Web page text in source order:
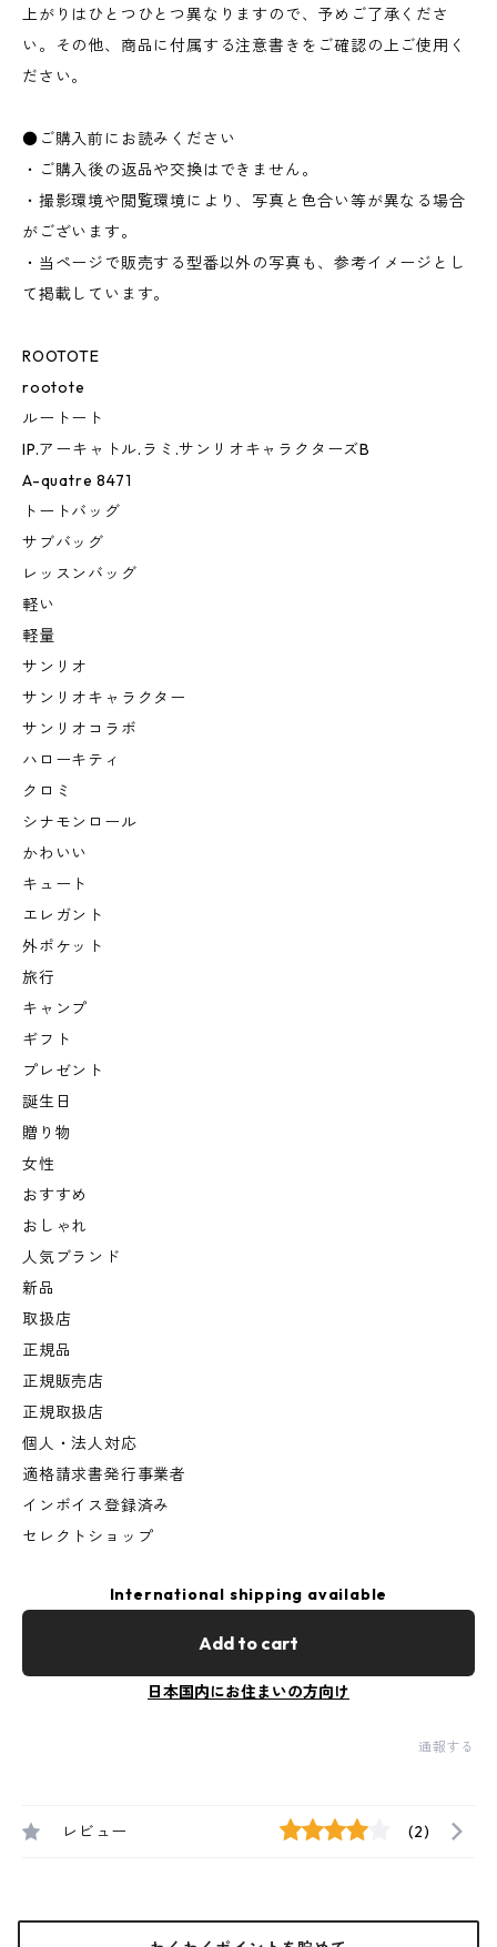
上がりはひとつひとつ異なりますので、予めご了承くださ
い。その他、商品に付属する注意書きをご確認の上ご使用く
ださい。
●ご購入前にお読みください
・ご購入後の返品や交換はできません。
・撮影環境や閲覧環境により、写真と色合い等が異なる場合
がございます。
・当ページで販売する型番以外の写真も、参考イメージとし
て掲載しています。
ROOTOTE
rootote
ルートート
IP.アーキャトル.ラミ.サンリオキャラクターズB
A-quatre 8471
トートバッグ
サブバッグ
レッスンバッグ
軽い
軽量
サンリオ
サンリオキャラクター
サンリオコラボ
ハローキティ
クロミ
シナモンロール
かわいい
キュート
エレガント
外ポケット
旅行
キャンプ
ギフト
プレゼント
誕生日
贈り物
女性
おすすめ
おしゃれ
人気ブランド
新品
取扱店
正規品
正規販売店
正規取扱店
個人・法人対応
適格請求書発行事業者
インボイス登録済み
セレクトショップ
International shipping available
Add to cart
日本国内にお住まいの方向け
通報する
レビュー (2)